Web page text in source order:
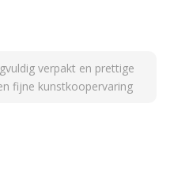
verpakt en prettige
fijne kunstkoopervaring